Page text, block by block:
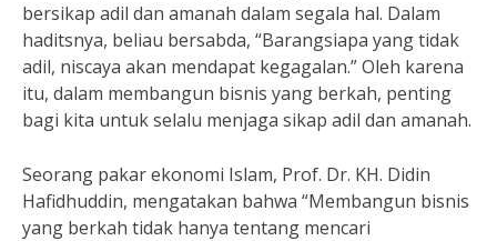
bersikap adil dan amanah dalam segala hal. Dalam
haditsnya, beliau bersabda, “Barangsiapa yang tidak
adil, niscaya akan mendapat kegagalan.” Oleh karena
itu, dalam membangun bisnis yang berkah, penting
bagi kita untuk selalu menjaga sikap adil dan amanah.
Seorang pakar ekonomi Islam, Prof. Dr. KH. Didin
Hafidhuddin, mengatakan bahwa “Membangun bisnis
yang berkah tidak hanya tentang mencari